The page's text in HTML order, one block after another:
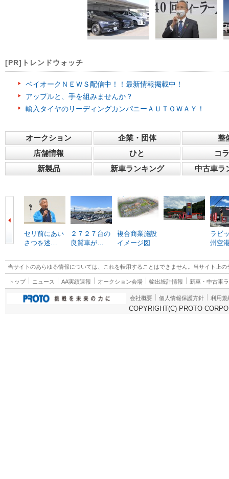
[PR]トレンドウォッチ
ベイオークＮＥＷＳ配信中！！最新情報掲載中！
アップルと、手を組みませんか？
輸入タイヤのリーディングカンパニーＡＵＴＯＷＡＹ！
オークション 企業・団体
整
店舗情報
ひと
コ
新製品
新車ランキング 中古車ラ
セリ前にあい
さつを述…
２７２７台の
良質車が…
複合商業施設
イメージ図
ラビ
州空
当サイトのあらゆる情報については、これを転用することはできません。当サイト上
トップ ニュース AA実績速報 オークション会場 輸出統計情報 新車・中古車
会社概要 個人情報保護方針 利用規
COPYRIGHT(C) PROTO